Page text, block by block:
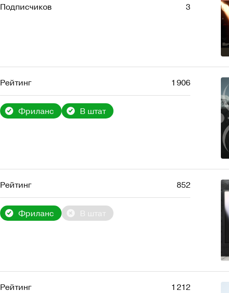
Подписчиков 3
Рейтинг 1 906
Фриланс В штат
Рейтинг 852
Фриланс В штат
Рейтинг 1 212